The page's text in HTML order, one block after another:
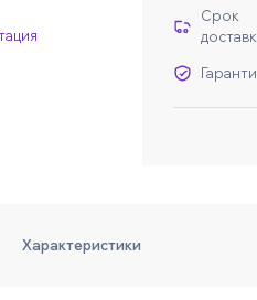
Срок
Характеристики